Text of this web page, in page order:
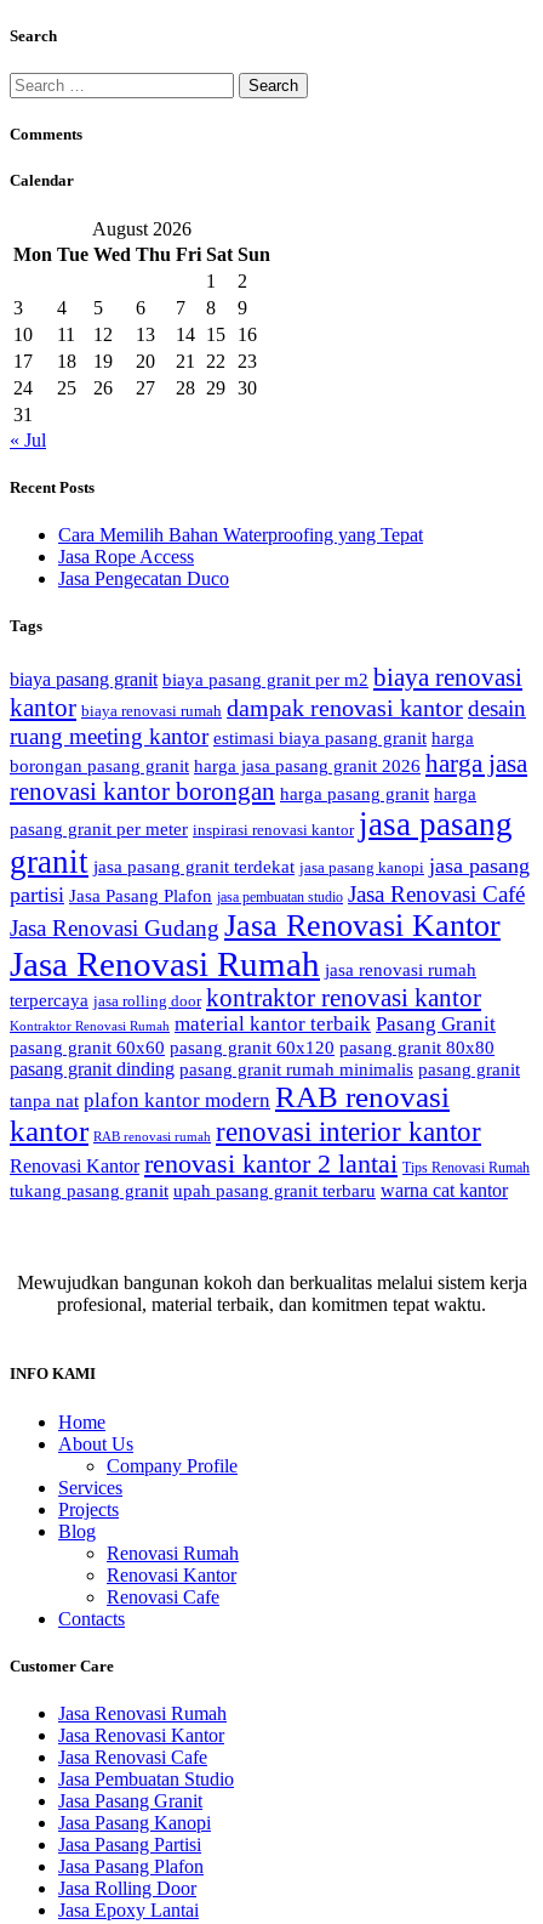
Search
Search
for:
Comments
Calendar
August 2026
Mon Tue Wed Thu Fri Sat Sun
1
2
3
4 5 6 7 8
9
10
11 12 13 14 15
16
17
18 19 20 21 22
23
24
25 26 27 28 29 30
31
« Jul
Recent Posts
Cara Memilih Bahan Waterproofing yang Tepat
Jasa Rope Access
Jasa Pengecatan Duco
Tags
biaya pasang granit biaya pasang granit per m2 biaya renovasi
kantor biaya renovasi rumah dampak renovasi kantordesain
ruang meeting kantor estimasi biaya pasang granit harga
borongan pasang granit harga jasa pasang granit 2026 harga jasa
renovasi kantor borongan harga pasang granit harga
pasang granit per meter inspirasi renovasi kantor jasa pasang
granit jasa pasang granit terdekat jasa pasang kanopi jasa pasang
partisi Jasa Pasang Plafon jasa pembuatan studio Jasa Renovasi Café
Jasa Renovasi Gudang Jasa Renovasi Kantor
Jasa Renovasi Rumah jasa renovasi rumah
terpercaya jasa rolling door kontraktor renovasi kantor
Kontraktor Renovasi Rumah material kantor terbaik Pasang Granit
pasang granit 60x60 pasang granit 60x120 pasang granit 80x80
pasang granit dinding pasang granit rumah minimalis pasang granit
tanpa nat plafon kantor modern RAB renovasi
kantor RAB renovasi rumah renovasi interior kantor
Renovasi Kantor renovasi kantor 2 lantai Tips Renovasi Rumah
tukang pasang granit upah pasang granit terbaru warna cat kantor
Mewujudkan bangunan kokoh dan berkualitas melalui sistem kerja
profesional, material terbaik, dan komitmen tepat waktu.
INFO KAMI
Home
About Us
Company Profile
Services
Projects
Blog
Renovasi Rumah
Renovasi Kantor
Renovasi Cafe
Contacts
Customer Care
Jasa Renovasi Rumah
Jasa Renovasi Kantor
Jasa Renovasi Cafe
Jasa Pembuatan Studio
Jasa Pasang Granit
Jasa Pasang Kanopi
Jasa Pasang Partisi
Jasa Pasang Plafon
Jasa Rolling Door
Jasa Epoxy Lantai